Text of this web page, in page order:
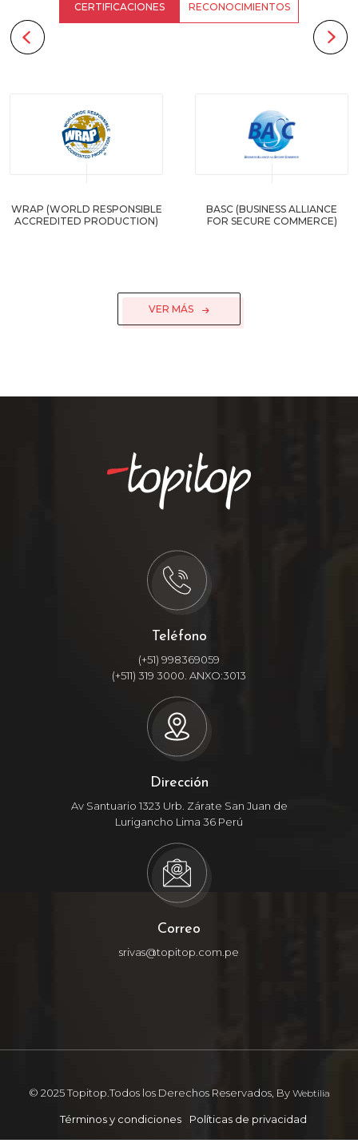
CERTIFICACIONES RECONOCIMIENTOS
WRAP (WORLD RESPONSIBLE
ACCREDITED PRODUCTION)
BASC (BUSINESS ALLIANCE
FOR SECURE COMMERCE)
VER MÁS
Teléfono
(+51) 998369059
(+511) 319 3000. ANXO:3013
Dirección
Av Santuario 1323 Urb. Zárate San Juan de
Lurigancho Lima 36 Perú
Correo
srivas@topitop.com.pe
© 2025 Topitop.Todos los Derechos Reservados, By Webtilia
Términos y condiciones Políticas de privacidad